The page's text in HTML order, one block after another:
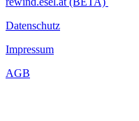
Datenschutz
Impressum
AGB